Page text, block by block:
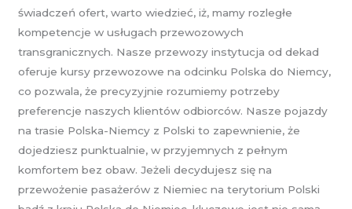
świadczeń ofert, warto wiedzieć, iż, mamy rozległe
kompetencje w usługach przewozowych
transgranicznych. Nasze przewozy instytucja od dekad
oferuje kursy przewozowe na odcinku Polska do Niemcy,
co pozwala, że precyzyjnie rozumiemy potrzeby
preferencje naszych klientów odbiorców. Nasze pojazdy
na trasie Polska-Niemcy z Polski to zapewnienie, że
dojedziesz punktualnie, w przyjemnych z pełnym
komfortem bez obaw. Jeżeli decydujesz się na
przewożenie pasażerów z Niemiec na terytorium Polski